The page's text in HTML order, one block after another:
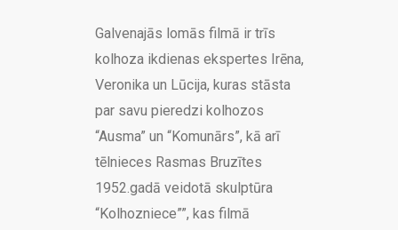
Galvenajās lomās filmā ir trīs
kolhoza ikdienas ekspertes Irēna,
Veronika un Lūcija, kuras stāsta
par savu pieredzi kolhozos
“Ausma” un “Komunārs”, kā arī
tēlnieces Rasmas Bruzītes
1952.gadā veidotā skulptūra
“Kolhozniece””, kas filmā